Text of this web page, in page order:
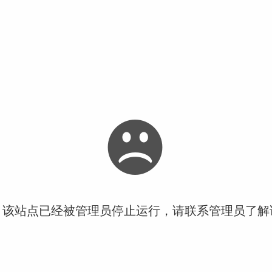
站点已经被管理员停止运行，请联系管理员了